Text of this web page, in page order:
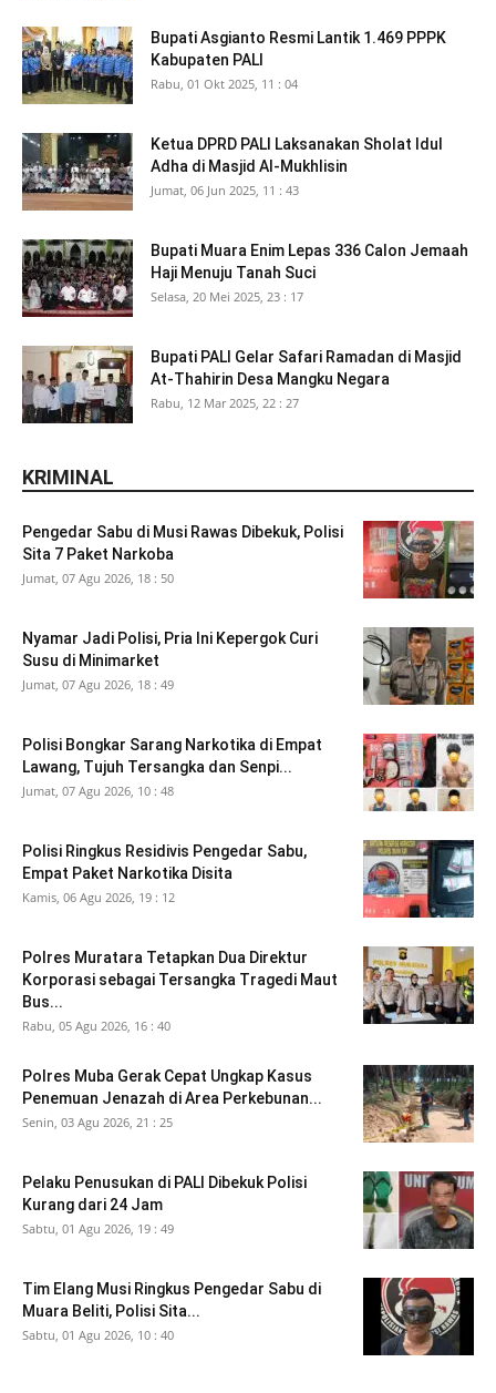
Bupati Asgianto Resmi Lantik 1.469 PPPK
Kabupaten PALI
Rabu, 01 Okt 2025, 11 : 04
Ketua DPRD PALI Laksanakan Sholat Idul
Adha di Masjid Al-Mukhlisin
Jumat, 06 Jun 2025, 11 : 43
Bupati Muara Enim Lepas 336 Calon Jemaah
Haji Menuju Tanah Suci
Selasa, 20 Mei 2025, 23 : 17
Bupati PALI Gelar Safari Ramadan di Masjid
At-Thahirin Desa Mangku Negara
Rabu, 12 Mar 2025, 22 : 27
KRIMINAL
Pengedar Sabu di Musi Rawas Dibekuk, Polisi
Sita 7 Paket Narkoba
Jumat, 07 Agu 2026, 18 : 50
Nyamar Jadi Polisi, Pria Ini Kepergok Curi
Susu di Minimarket
Jumat, 07 Agu 2026, 18 : 49
Polisi Bongkar Sarang Narkotika di Empat
Lawang, Tujuh Tersangka dan Senpi...
Jumat, 07 Agu 2026, 10 : 48
Polisi Ringkus Residivis Pengedar Sabu,
Empat Paket Narkotika Disita
Kamis, 06 Agu 2026, 19 : 12
Polres Muratara Tetapkan Dua Direktur
Korporasi sebagai Tersangka Tragedi Maut
Bus...
Rabu, 05 Agu 2026, 16 : 40
Polres Muba Gerak Cepat Ungkap Kasus
Penemuan Jenazah di Area Perkebunan...
Senin, 03 Agu 2026, 21 : 25
Pelaku Penusukan di PALI Dibekuk Polisi
Kurang dari 24 Jam
Sabtu, 01 Agu 2026, 19 : 49
Tim Elang Musi Ringkus Pengedar Sabu di
Muara Beliti, Polisi Sita...
Sabtu, 01 Agu 2026, 10 : 40